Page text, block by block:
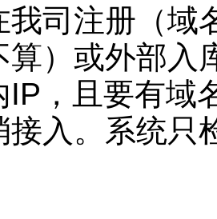
我司注册（域
算）或外部入
IP，且要有域
接入。系统只